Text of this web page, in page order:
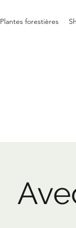
Plantes forestières